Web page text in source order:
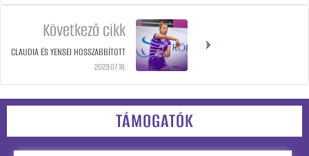
Következő cikk
2023.07.18.
CLAUDIA ÉS YENSEI HOSSZABBÍTOTT
TÁMOGATÓK